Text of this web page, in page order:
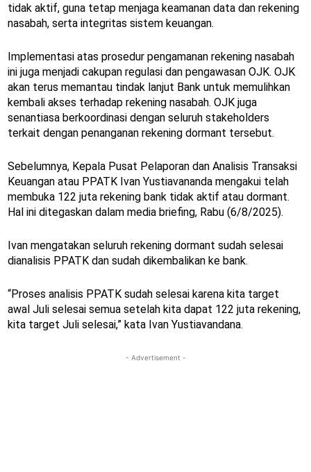
tidak aktif, guna tetap menjaga keamanan data dan rekening
nasabah, serta integritas sistem keuangan.
Implementasi atas prosedur pengamanan rekening nasabah
ini juga menjadi cakupan regulasi dan pengawasan OJK. OJK
akan terus memantau tindak lanjut Bank untuk memulihkan
kembali akses terhadap rekening nasabah. OJK juga
senantiasa berkoordinasi dengan seluruh stakeholders
terkait dengan penanganan rekening dormant tersebut.
Sebelumnya, Kepala Pusat Pelaporan dan Analisis Transaksi
Keuangan atau PPATK Ivan Yustiavananda mengakui telah
membuka 122 juta rekening bank tidak aktif atau dormant.
Hal ini ditegaskan dalam media briefing, Rabu (6/8/2025).
Ivan mengatakan seluruh rekening dormant sudah selesai
dianalisis PPATK dan sudah dikembalikan ke bank.
“Proses analisis PPATK sudah selesai karena kita target
awal Juli selesai semua setelah kita dapat 122 juta rekening,
kita target Juli selesai,” kata Ivan Yustiavandana.
- Advertisement -